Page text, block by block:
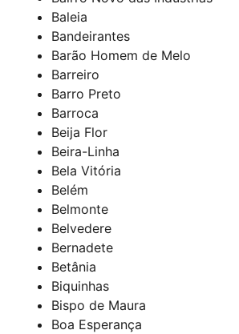
Baleia
Bandeirantes
Barão Homem de Melo
Barreiro
Barro Preto
Barroca
Beija Flor
Beira-Linha
Bela Vitória
Belém
Belmonte
Belvedere
Bernadete
Betânia
Biquinhas
Bispo de Maura
Boa Esperança